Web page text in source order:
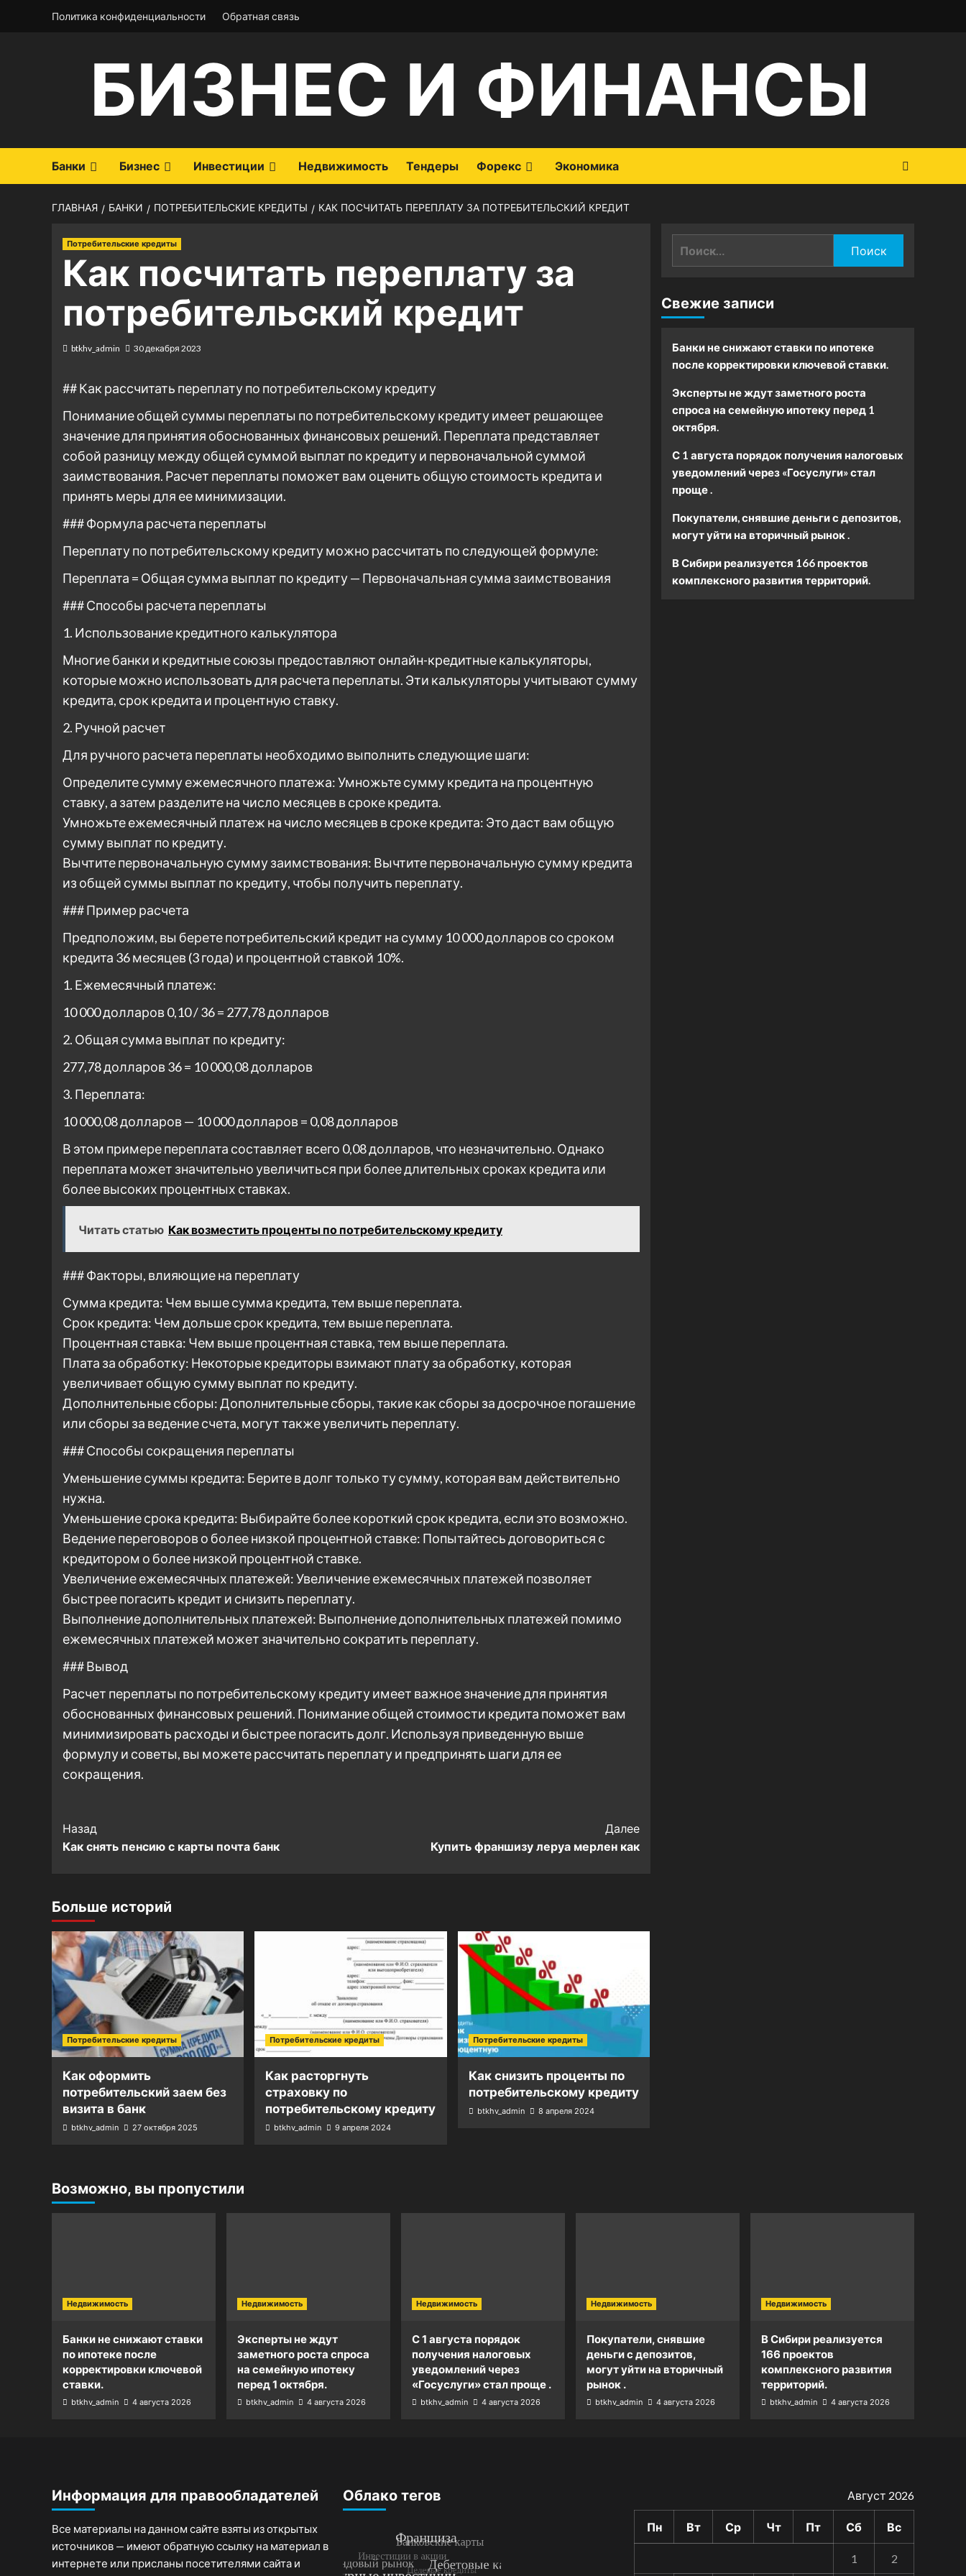
Политика конфиденциальности Обратная связь
БИЗНЕС И ФИНАНСЫ
Банки Бизнес Инвестиции Недвижимость Тендеры Форекс Экономика
ГЛАВНАЯ БАНКИ ПОТРЕБИТЕЛЬСКИЕ КРЕДИТЫ КАК ПОСЧИТАТЬ ПЕРЕПЛАТУ ЗА ПОТРЕБИТЕЛЬСКИЙ КРЕДИТ
Потребительские кредиты
Как посчитать переплату за
потребительский кредит
btkhv_admin 30 декабря 2023
## Как рассчитать переплату по потребительскому кредиту
Понимание общей суммы переплаты по потребительскому кредиту имеет решающее
значение для принятия обоснованных финансовых решений. Переплата представляет
собой разницу между общей суммой выплат по кредиту и первоначальной суммой
заимствования. Расчет переплаты поможет вам оценить общую стоимость кредита и
принять меры для ее минимизации.
### Формула расчета переплаты
Переплату по потребительскому кредиту можно рассчитать по следующей формуле:
Переплата = Общая сумма выплат по кредиту — Первоначальная сумма заимствования
### Способы расчета переплаты
1. Использование кредитного калькулятора
Многие банки и кредитные союзы предоставляют онлайн-кредитные калькуляторы,
которые можно использовать для расчета переплаты. Эти калькуляторы учитывают сумму
кредита, срок кредита и процентную ставку.
2. Ручной расчет
Для ручного расчета переплаты необходимо выполнить следующие шаги:
Определите сумму ежемесячного платежа: Умножьте сумму кредита на процентную
ставку, а затем разделите на число месяцев в сроке кредита.
Умножьте ежемесячный платеж на число месяцев в сроке кредита: Это даст вам общую
сумму выплат по кредиту.
Вычтите первоначальную сумму заимствования: Вычтите первоначальную сумму кредита
из общей суммы выплат по кредиту, чтобы получить переплату.
### Пример расчета
Предположим, вы берете потребительский кредит на сумму 10 000 долларов со сроком
кредита 36 месяцев (3 года) и процентной ставкой 10%.
1. Ежемесячный платеж:
10 000 долларов 0,10 / 36 = 277,78 долларов
2. Общая сумма выплат по кредиту:
277,78 долларов 36 = 10 000,08 долларов
3. Переплата:
10 000,08 долларов — 10 000 долларов = 0,08 долларов
В этом примере переплата составляет всего 0,08 долларов, что незначительно. Однако
переплата может значительно увеличиться при более длительных сроках кредита или
более высоких процентных ставках.
Читать статью Как возместить проценты по потребительскому кредиту
### Факторы, влияющие на переплату
Сумма кредита: Чем выше сумма кредита, тем выше переплата.
Срок кредита: Чем дольше срок кредита, тем выше переплата.
Процентная ставка: Чем выше процентная ставка, тем выше переплата.
Плата за обработку: Некоторые кредиторы взимают плату за обработку, которая
увеличивает общую сумму выплат по кредиту.
Дополнительные сборы: Дополнительные сборы, такие как сборы за досрочное погашение
или сборы за ведение счета, могут также увеличить переплату.
### Способы сокращения переплаты
Уменьшение суммы кредита: Берите в долг только ту сумму, которая вам действительно
нужна.
Уменьшение срока кредита: Выбирайте более короткий срок кредита, если это возможно.
Ведение переговоров о более низкой процентной ставке: Попытайтесь договориться с
кредитором о более низкой процентной ставке.
Увеличение ежемесячных платежей: Увеличение ежемесячных платежей позволяет
быстрее погасить кредит и снизить переплату.
Выполнение дополнительных платежей: Выполнение дополнительных платежей помимо
ежемесячных платежей может значительно сократить переплату.
### Вывод
Расчет переплаты по потребительскому кредиту имеет важное значение для принятия
обоснованных финансовых решений. Понимание общей стоимости кредита поможет вам
минимизировать расходы и быстрее погасить долг. Используя приведенную выше
формулу и советы, вы можете рассчитать переплату и предпринять шаги для ее
сокращения.
Post
Navigation
Назад
Как снять пенсию с карты почта банк
Далее
Купить франшизу леруа мерлен как
Больше историй
Потребительские кредиты
Как оформить
потребительский заем без
визита в банк
btkhv_admin 27 октября 2025
Потребительские кредиты
Как расторгнуть
страховку по
потребительскому кредиту
btkhv_admin 9 апреля 2024
Потребительские кредиты
Как снизить проценты по
потребительскому кредиту
btkhv_admin 8 апреля 2024
Свежие записи
Банки не снижают ставки по ипотеке
после корректировки ключевой ставки.
Эксперты не ждут заметного роста
спроса на семейную ипотеку перед 1
октября.
С 1 августа порядок получения налоговых
уведомлений через «Госуслуги» стал
проще .
Покупатели, снявшие деньги с депозитов,
могут уйти на вторичный рынок .
В Сибири реализуется 166 проектов
комплексного развития территорий.
Возможно, вы пропустили
Недвижимость
Банки не снижают ставки
по ипотеке после
корректировки ключевой
ставки.
btkhv_admin 4 августа 2026
Недвижимость
Эксперты не ждут
заметного роста спроса
на семейную ипотеку
перед 1 октября.
btkhv_admin 4 августа 2026
Недвижимость
С 1 августа порядок
получения налоговых
уведомлений через
«Госуслуги» стал проще .
btkhv_admin 4 августа 2026
Недвижимость
Покупатели, снявшие
деньги с депозитов,
могут уйти на вторичный
рынок .
btkhv_admin 4 августа 2026
Недвижимость
В Сибири реализуется
166 проектов
комплексного развития
территорий.
btkhv_admin 4 августа 2026
Информация для правообладателей
Все материалы на данном сайте взяты из открытых
источников — имеют обратную ссылку на материал в
интернете или присланы посетителями сайта и
Облако тегов Август 2026
Пн Вт Ср Чт Пт Сб Вс
1 2